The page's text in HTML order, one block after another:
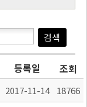
등록일 조회
2017-11-14
18766